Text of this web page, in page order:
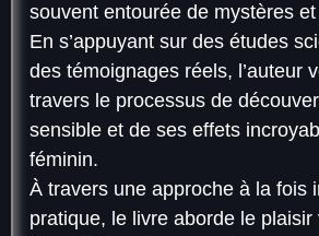
souvent entourée de mystères
En s’appuyant sur des études
des témoignages réels, l’auteur
travers le processus de
sensible et de ses effets
féminin.
À travers une approche à la fois
pratique, le livre aborde le plaisir